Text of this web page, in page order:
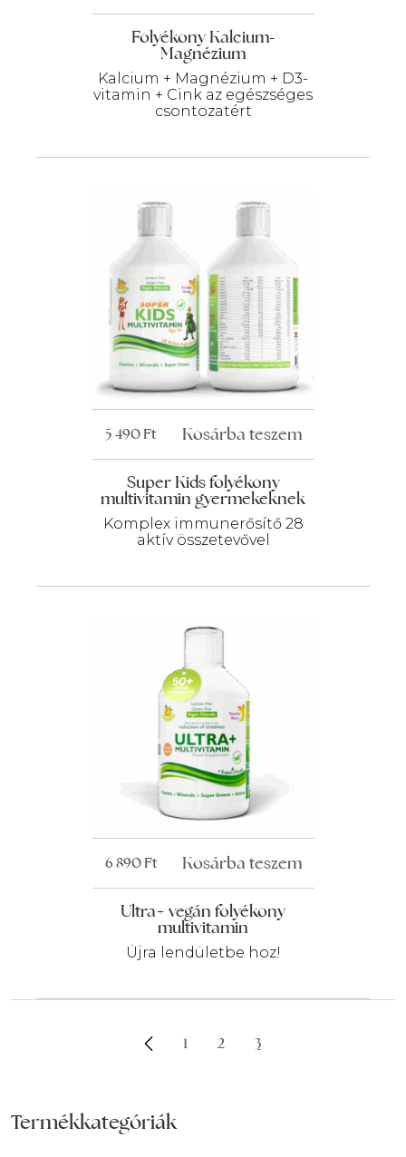
Folyékony Kalcium-
Magnézium
Kalcium + Magnézium + D3-
vitamin + Cink az egészséges
csontozatért
Super Kids folyékony
multivitamin gyermekeknek
Komplex immunerősítő 28
aktív összetevővel
5 490Ft Kosárba teszem
Ultra+ vegán folyékony
multivitamin
Újra lendületbe hoz!
6 890Ft Kosárba teszem
1 2 3
Termékkategóriák